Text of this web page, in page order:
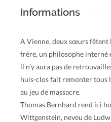
Informations
A Vienne, deux sœurs fêtent
frère, un philosophe interné
il n’y aura pas de
huis-clos fait remonter tous
au jeu de massacre.
Thomas Bernhard rend ici
Wittgenstein, neveu de